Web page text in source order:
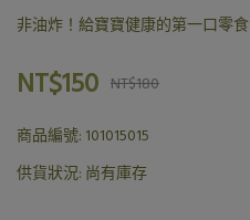
非油炸！給寶寶健康的第一口零食
NT$150 NT$180
商品編號: 101015015
供貨狀況: 尚有庫存